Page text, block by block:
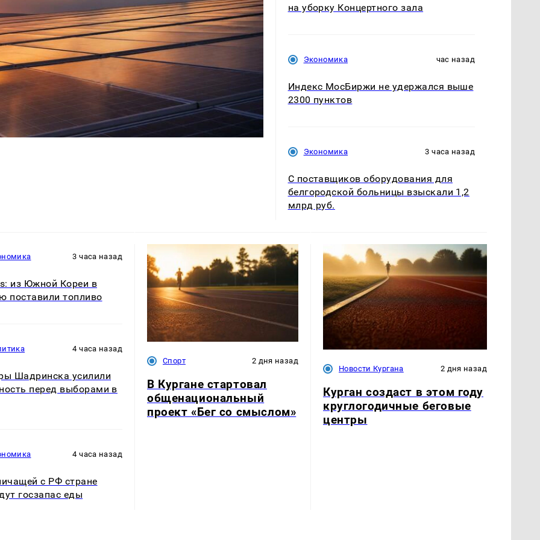
на уборку Концертного зала
Экономика час назад
Индекс МосБиржи не удержался выше
2300 пунктов
Экономика 3 часа назад
С поставщиков оборудования для
белгородской больницы взыскали 1,2
млрд руб.
3 часа назад
из Южной Кореи в
поставили топливо
4 часа назад
Шадринска усилили
перед выборами в
4 часа назад
с РФ стране
госзапас еды
Спорт 2 дня назад
В Кургане стартовал
общенациональный
проект «Бег со смыслом»
Новости Кургана 2 дня назад
Курган создаст в этом году
круглогодичные беговые
центры